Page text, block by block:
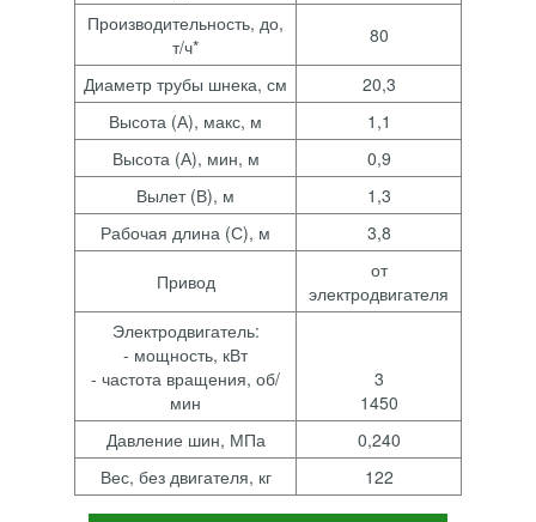
Производительность, до,
т/ч*
80
Диаметр трубы шнека, см
20,3
Высота (А), макс, м
1,1
Высота (А), мин, м
0,9
Вылет (В), м
1,3
Рабочая длина (С), м
3,8
Привод
от
электродвигателя
Электродвигатель:
- мощность, кВт
- частота вращения, об/
мин
3
1450
Давление шин, МПа
0,240
Вес, без двигателя, кг
122